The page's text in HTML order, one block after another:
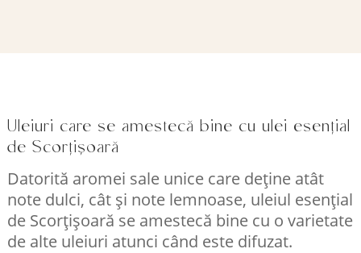
Uleiuri care se amestecă bine cu ulei esențial
de Scorțișoară
Datorită aromei sale unice care deține atât
note dulci, cât și note lemnoase, uleiul esențial
de Scorțișoară se amestecă bine cu o varietate
de alte uleiuri atunci când este difuzat.